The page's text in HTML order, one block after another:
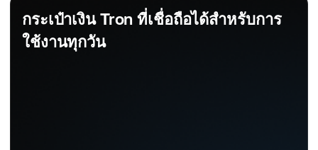
กระเป๋าเงิน Tron ที่เชื่อถือได้สำหรับการ
ใช้งานทุกวัน